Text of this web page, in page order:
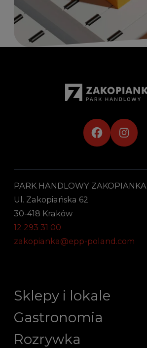
PARK HANDLOWY ZAKOPIANKA
Ul. Zakopiańska 62
30-418 Kraków
12 293 31 00
zakopianka@epp-poland.com
Sklepy i lokale
Gastronomia
Rozrywka